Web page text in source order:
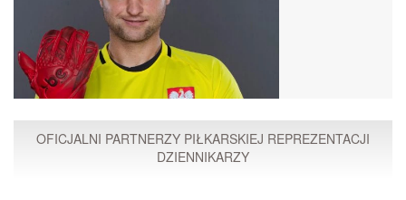
OFICJALNI PARTNERZY PIŁKARSKIEJ REPREZENTACJI
DZIENNIKARZY